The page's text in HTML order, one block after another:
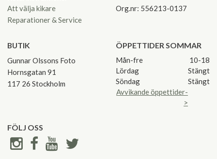
Att välja kikare
Reparationer & Service
Org.nr: 556213-0137
BUTIK
Gunnar Olssons Foto
Hornsgatan 91
117 26 Stockholm
ÖPPETTIDER SOMMAR
Mån-fre
10-18
Lördag
Stängt
Söndag
Stängt
Avvikande öppettider-
>
FÖLJ OSS